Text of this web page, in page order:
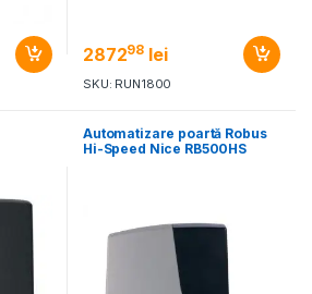
287298 lei
SKU: RUN1800
Automatizare poartă Robus
Hi-Speed Nice RB500HS